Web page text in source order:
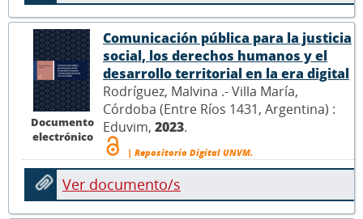
Documento
electrónico
Comunicación pública para la justicia
social, los derechos humanos y el
desarrollo territorial en la era digital
Rodríguez, Malvina .- Villa María,
Córdoba (Entre Ríos 1431, Argentina) :
Eduvim, 2023.
| Repositorio Digital UNVM.
Ver documento/s